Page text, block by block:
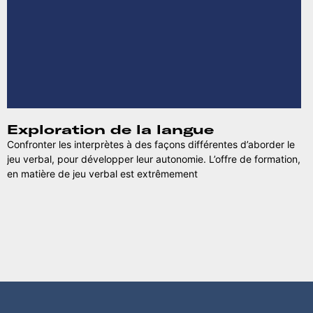
Exploration de la langue
Confronter les interprètes à des façons différentes d’aborder le
jeu verbal, pour développer leur autonomie. L’offre de formation,
en matière de jeu verbal est extrêmement